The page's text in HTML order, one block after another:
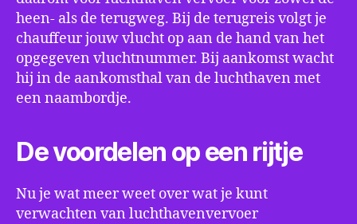
heen- als de terugweg. Bij de terugreis volgt je
chauffeur jouw vlucht op aan de hand van het
opgegeven vluchtnummer. Bij aankomst wacht
hij in de aankomsthal van de luchthaven met
een naambordje.
De voordelen op een rijtje
Nu je wat meer weet over wat je kunt
verwachten van luchthavenvervoer